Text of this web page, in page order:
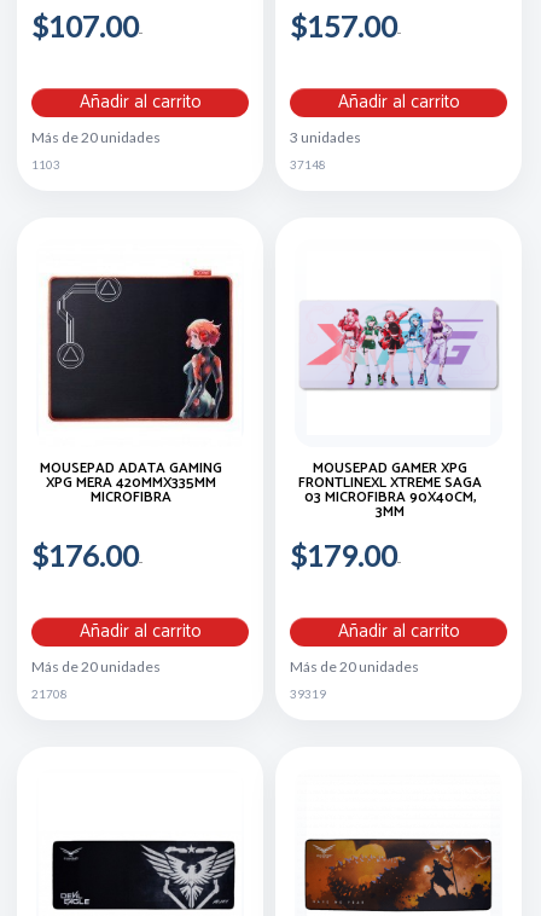
$107.00
Añadir al carrito
Más de 20 unidades
1103
$157.00
Añadir al carrito
3 unidades
37148
MOUSEPAD ADATA GAMING
XPG MERA 420MMX335MM
MICROFIBRA
$176.00
Añadir al carrito
Más de 20 unidades
21708
MOUSEPAD GAMER XPG
FRONTLINEXL XTREME SAGA
03 MICROFIBRA 90X40CM,
3MM
$179.00
Añadir al carrito
Más de 20 unidades
39319